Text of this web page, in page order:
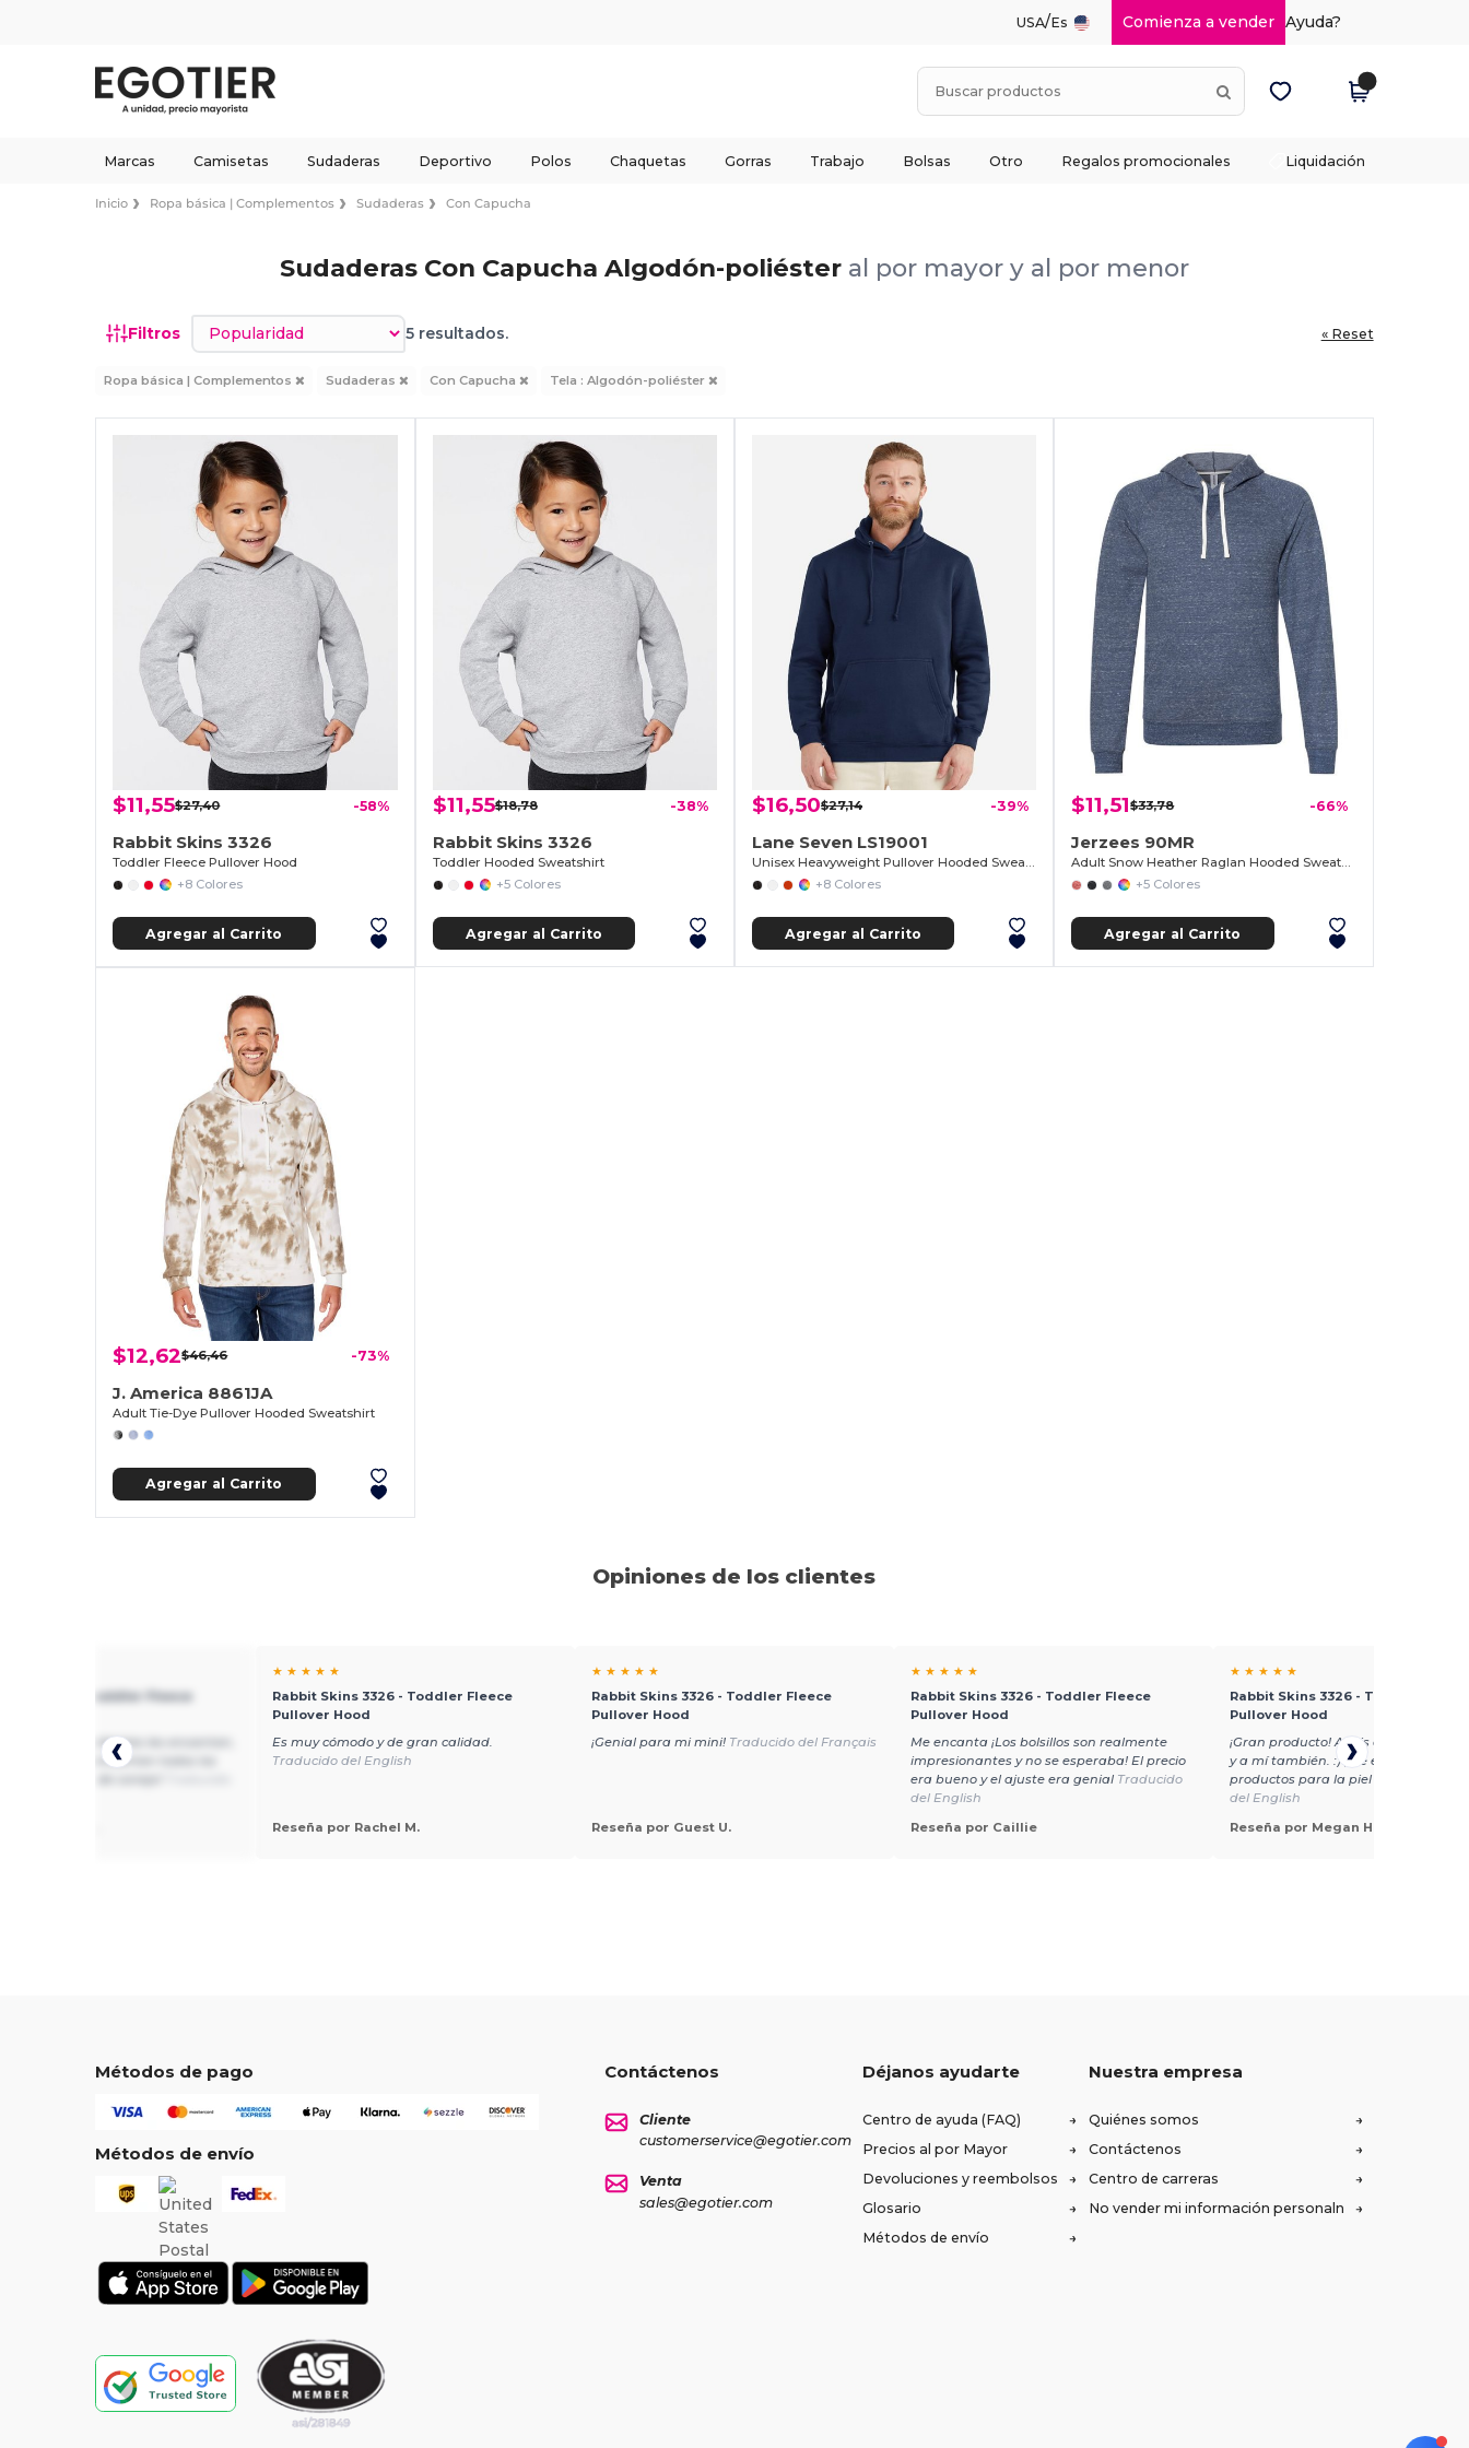
USA/Es Comienza a vender Ayuda?
Marcas Camisetas Sudaderas Deportivo Polos Chaquetas Gorras Trabajo Bolsas Otro Regalos promocionales Liquidación
Inicio Ropa básica | Complementos Sudaderas Con Capucha
Sudaderas Con Capucha Algodón-poliéster al por mayor y al por menor
Filtros Ordenar por 5 resultados. « Reset
Ropa básica | Complementos Sudaderas Con Capucha Tela : Algodón-poliéster
$11,55$27,40 -58%
Rabbit Skins 3326
Toddler Fleece Pullover Hood
+8 Colores
Agregar al Carrito
$11,55$18,78 -38%
Rabbit Skins 3326
Toddler Hooded Sweatshirt
+5 Colores
Agregar al Carrito
$16,50$27,14 -39%
Lane Seven LS19001
Unisex Heavyweight Pullover Hooded Sweatshirt
+8 Colores
Agregar al Carrito
$11,51$33,78 -66%
Jerzees 90MR
Adult Snow Heather Raglan Hooded Sweatshirt
+5 Colores
Agregar al Carrito
$12,62$46,46 -73%
J. America 8861JA
Adult Tie-Dye Pullover Hooded Sweatshirt
Agregar al Carrito
Opiniones de los clientes
3326 - Toddler Fleece
A mis clientes les encantan,
:) ¡Me encantan todos los
★ ★ ★ ★ ★
Rabbit Skins 3326 - Toddler Fleece
Pullover Hood
Es muy cómodo y de gran calidad.
Traducido del English
Reseña por Rachel M.
★ ★ ★ ★ ★
Rabbit Skins 3326 - Toddler Fleece
Pullover Hood
¡Genial para mi mini! Traducido del Français
Reseña por Guest U.
★ ★ ★ ★ ★
Rabbit Skins 3326 - Toddler Fleece
Pullover Hood
Me encanta ¡Los bolsillos son realmente
impresionantes y no se esperaba! El precio
era bueno y el ajuste era genial Traducido
del English
Reseña por Caillie
★ ★ ★ ★ ★
Rabbit Skins 3326 - Toddler
Pullover Hood
¡Gran producto! A mis clientes les
y a mí también. :) ¡Me encantan
productos para la piel de conejo!
del English
Reseña por Megan H.
Métodos de pago
Métodos de envío
Contáctenos
Cliente
customerservice@egotier.com
Venta
sales@egotier.com
Déjanos ayudarte
Centro de ayuda (FAQ)
Precios al por Mayor
Devoluciones y reembolsos
Glosario
Métodos de envío
Nuestra empresa
Quiénes somos
Contáctenos
Centro de carreras
No vender mi información personaln